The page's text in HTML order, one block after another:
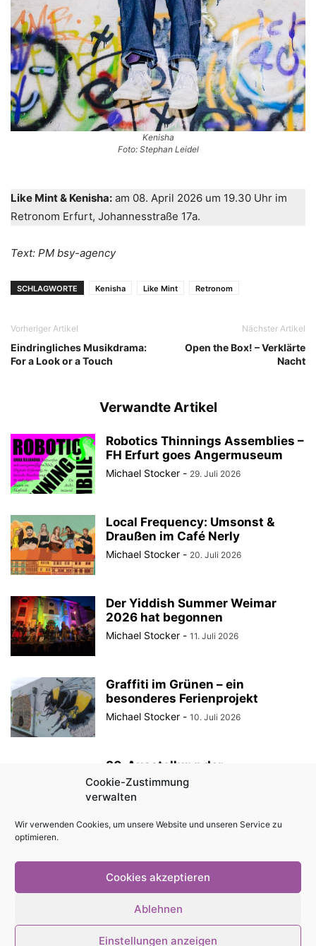
Cookie-Zustimmung
verwalten
Wir verwenden Cookies, um unsere Website und unseren Service zu
optimieren.
Cookies akzeptieren
Ablehnen
Einstellungen anzeigen
Kenisha
Foto: Stephan Leidel
Like Mint & Kenisha: am 08. April 2026 um 19.30 Uhr im
Retronom Erfurt, Johannesstraße 17a.
Text: PM bsy-agency
SCHLAGWORTE Kenisha Like Mint Retronom
Vorheriger Artikel
Eindringliches Musikdrama:
For a Look or a Touch
Nächster Artikel
Open the Box! – Verklärte
Nacht
Verwandte Artikel
Robotics Thinnings Assemblies –
FH Erfurt goes Angermuseum
Michael Stocker - 29. Juli 2026
Local Frequency: Umsonst &
Draußen im Café Nerly
Michael Stocker - 20. Juli 2026
Der Yiddish Summer Weimar
2026 hat begonnen
Michael Stocker - 11. Juli 2026
Graffiti im Grünen – ein
besonderes Ferienprojekt
Michael Stocker - 10. Juli 2026
30. Ausstellung der
StadtRaumBoxen am
KulturQuartier Schauspielhaus
Sommertheater im Innenhof des
Angermuseums Erfurt
Michael Stocker - 6. Juli 2026